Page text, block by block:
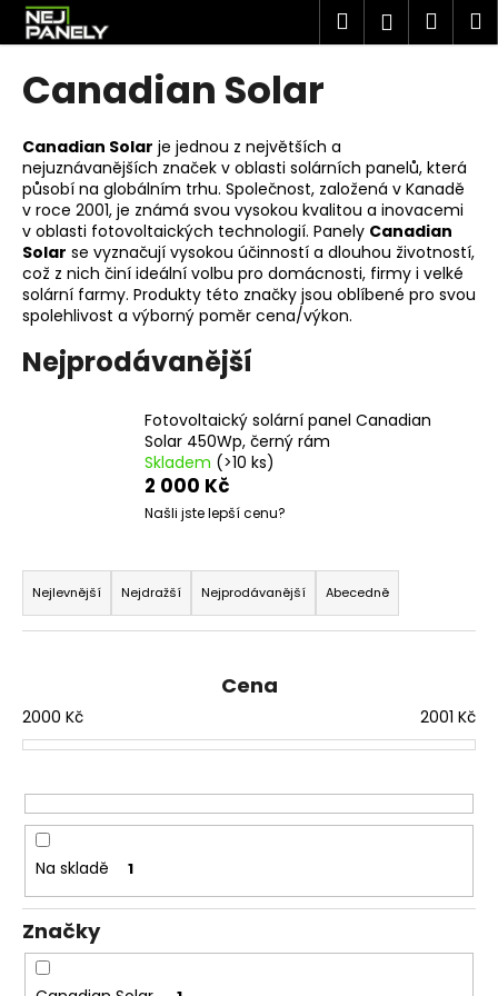
Přejít
obsah
Hledat
Canadian Solar
Canadian Solar je jednou z největších a
nejuznávanějších značek v oblasti solárních panelů, která
působí na globálním trhu. Společnost, založená v Kanadě
v roce 2001, je známá svou vysokou kvalitou a inovacemi
v oblasti fotovoltaických technologií. Panely Canadian
Solar se vyznačují vysokou účinností a dlouhou životností,
což z nich činí ideální volbu pro domácnosti, firmy i velké
solární farmy. Produkty této značky jsou oblíbené pro svou
spolehlivost a výborný poměr cena/výkon.
Nejprodávanější
Fotovoltaický solární panel Canadian
Solar 450Wp, černý rám
Skladem (>10 ks)
2 000 Kč
Našli jste lepší cenu?
Ř
a
z
í
p
o
d
u
k
t
ů
Nejlevnější Nejdražší Nejprodávanější Abecedně
Cena
2000 Kč 2001 Kč
Na skladě 1
Značky
o
o
p
o
t
ř
e
b
u
j
í
t
?
HLEDAT
D
o
p
o
r
u